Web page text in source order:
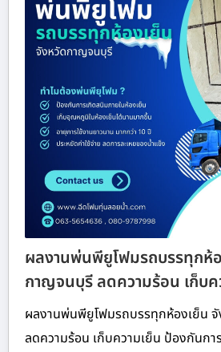
ผลงานพ่นพียูโฟมรถบรรทุกห้
กาญจนบุรี ลดความร้อน เก็บ
ผลงานพ่นพียูโฟมรถบรรทุกห้องเย็น
ลดความร้อน เก็บความเย็น ป้องกันกา